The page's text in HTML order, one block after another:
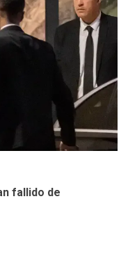
de
a Cámara
para reforma
Libre
fallido de